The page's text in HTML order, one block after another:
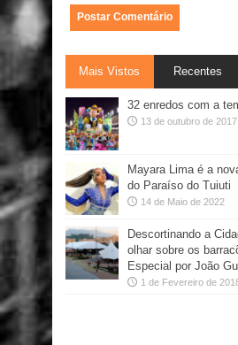
Mais Vistos Recentes
32 enredos com a
13 de outubro de 2017
Mayara Lima é a
do Paraíso do Tuiuti
14 de Maio de 2022
Descortinando a
olhar sobre os
Especial por João
1 de Fevereiro de